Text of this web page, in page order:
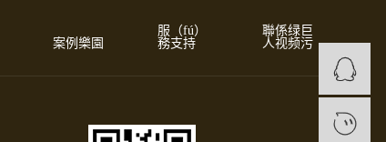
案例樂園
服（fú）
務支持
聯係绿巨
人视频污